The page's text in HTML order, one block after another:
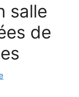
salle
de